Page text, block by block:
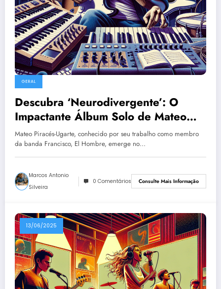
GERAL
Descubra ‘Neurodivergente’: O
Impactante Álbum Solo de Mateo
com Retratos Crús da Realidade
Mateo Piracés-Ugarte, conhecido por seu trabalho como membro
da banda Francisco, El Hombre, emerge no…
Marcos Antonio
Silveira
0 Comentários Consulte Mais Informação
13/06/2025